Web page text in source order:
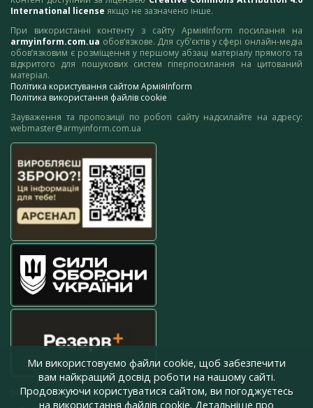
International license якщо не зазначено інше.
При використанні контенту з сайту АрміяInform посилання на
armyinform.com.ua обов’язкове. Для суб’єктів у сфері онлайн-медіа
обов’язковим є розміщення у першому абзаці матеріалу прямого та
відкритого для пошукових систем гіперпосилання на цитований
матеріал.
Політика користування сайтом АрміяInform
Політика використання файлів cookie
Зауваження та пропозиції по роботі сайту надсилайте на адресу:
webmaster@armyinform.com.ua
press@armyinform.com.ua
Ми використовуємо файли cookie, щоб забезпечити
вам найкращий досвід роботи на нашому сайті.
Продовжуючи користуватися сайтом, ви погоджуєтесь
на використання файлів cookie. Детальніше про